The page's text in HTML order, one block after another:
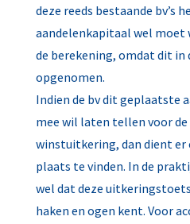
deze reeds bestaande bv’s
aandelenkapitaal wel moet
de berekening, omdat dit in
opgenomen.
Indien de bv dit geplaatste
mee wil laten tellen voor de
winstuitkering, dan dient
plaats te vinden. In de
wel dat deze
haken en ogen kent. Voor